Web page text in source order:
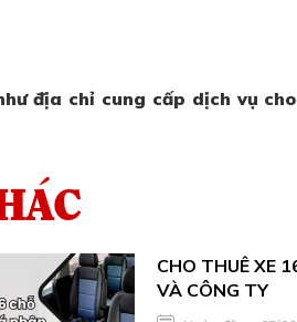
địa chỉ cung cấp dịch vụ
CHO THUÊ XE
VÀ CÔNG TY